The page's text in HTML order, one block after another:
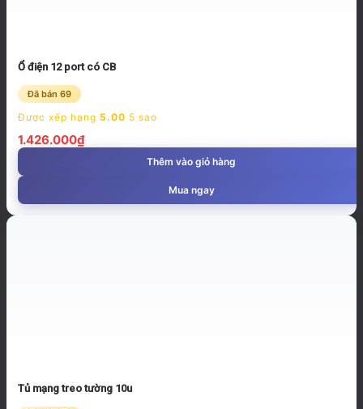
Ổ điện 12 port có CB
Đã bán 69
Được xếp hạng 5.00 5 sao
1.426.000₫
Thêm vào giỏ hàng
Mua ngay
Tủ mạng treo tường 10u